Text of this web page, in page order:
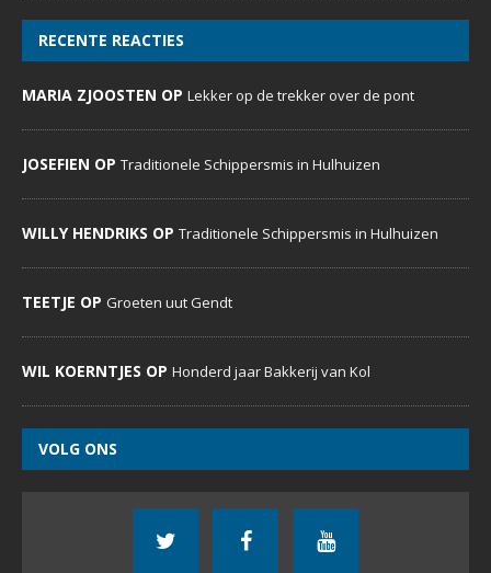
RECENTE REACTIES
MARIA ZJOOSTEN OP Lekker op de trekker over de pont
JOSEFIEN OP Traditionele Schippersmis in Hulhuizen
WILLY HENDRIKS OP Traditionele Schippersmis in Hulhuizen
TEETJE OP Groeten uut Gendt
WIL KOERNTJES OP Honderd jaar Bakkerij van Kol
VOLG ONS